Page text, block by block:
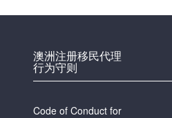
澳洲注册移民代理
行为守则
Code of Conduct for